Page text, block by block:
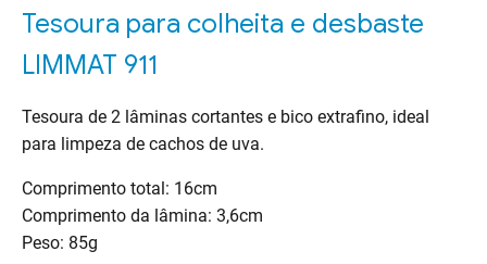
Tesoura para colheita e desbaste
LIMMAT 911
Tesoura de 2 lâminas cortantes e bico extrafino, ideal
para limpeza de cachos de uva.
Comprimento total: 16cm
Comprimento da lâmina: 3,6cm
Peso: 85g